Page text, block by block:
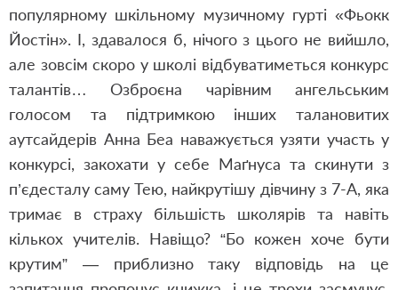
популярному шкільному музичному гурті «Фьокк
Йостін». І, здавалося б, нічого з цього не вийшло,
але зовсім скоро у школі відбуватиметься конкурс
талантів… Озброєна чарівним ангельським
голосом та підтримкою інших талановитих
аутсайдерів Анна Беа наважується узяти участь у
конкурсі, закохати у себе Маґнуса та скинути з
п’єдесталу саму Тею, найкрутішу дівчину з 7-А, яка
тримає в страху більшість школярів та навіть
кількох учителів. Навіщо? “Бо кожен хоче бути
крутим” — приблизно таку відповідь на це